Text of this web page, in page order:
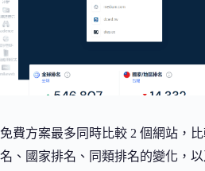
免費方案最多同時比較 2 個網站，
名、國家排名、同類排名的變化，